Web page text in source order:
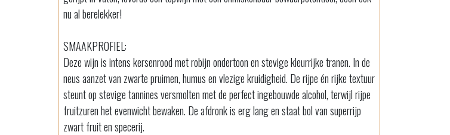
nu al berelekker!
SMAAKPROFIEL:
Deze wijn is intens kersenrood met robijn ondertoon en stevige kleurrijke tranen. In de
neus aanzet van zwarte pruimen, humus en vlezige kruidigheid. De rijpe én rijke textuur
steunt op stevige tannines versmolten met de perfect ingebouwde alcohol, terwijl rijpe
fruitzuren het evenwicht bewaken. De afdronk is erg lang en staat bol van superrijp
zwart fruit en specerij.